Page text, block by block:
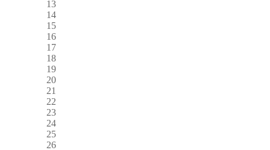
13
14
15
16
17
18
19
20
21
22
23
24
25
26